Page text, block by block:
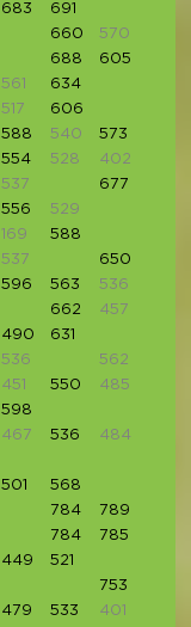
683
691
660 570
688
605
561 634
517 606
588 540 573
554 528 402
537 677
556 529
169 588
537 650
596 563
536
662 457
490
631
536
562
451 550 485
598
467 536 484
501 568
784
789
784
785
449
521
753
479 533 401